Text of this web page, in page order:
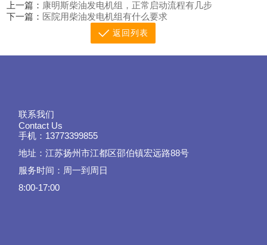
上一篇： 康明斯柴油发电机组，正常启动流程有几步
下一篇： 医院用柴油发电机组有什么要求
返回列表
联系我们
Contact Us
手机：13773399855
地址：江苏扬州市江都区邵伯镇宏远路88号
服务时间：周一到周日
8:00-17:00